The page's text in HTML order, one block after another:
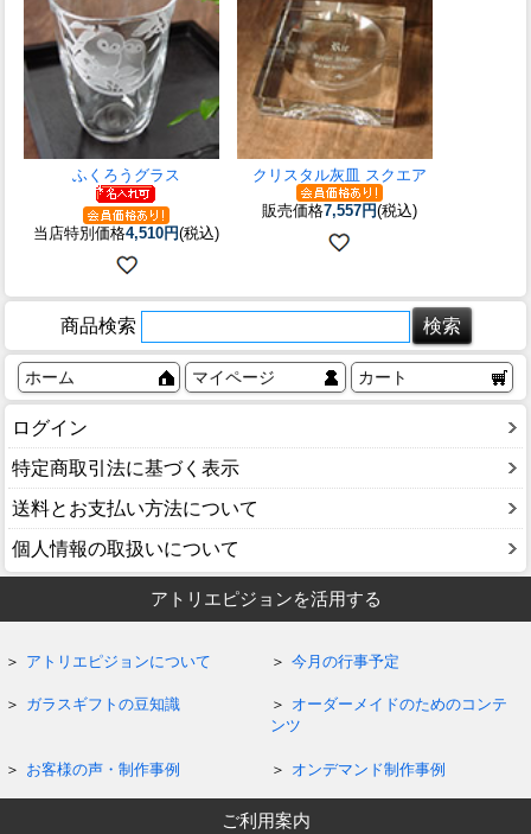
ふくろうグラス
当店特別価格4,510円(税込)
クリスタル灰皿 スクエア
販売価格7,557円(税込)
商品検索
ホーム マイページ カート
ログイン
特定商取引法に基づく表示
送料とお支払い方法について
個人情報の取扱いについて
アトリエピジョンを活用する
アトリエピジョンについて 今月の行事予定
ガラスギフトの豆知識
オーダーメイドのためのコンテ
ンツ
お客様の声・制作事例 オンデマンド制作事例
ご利用案内